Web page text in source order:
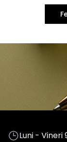
Luni - Vineri